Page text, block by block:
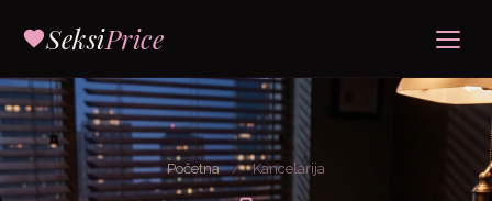
SeksiPrice
Početna / Kancelarija